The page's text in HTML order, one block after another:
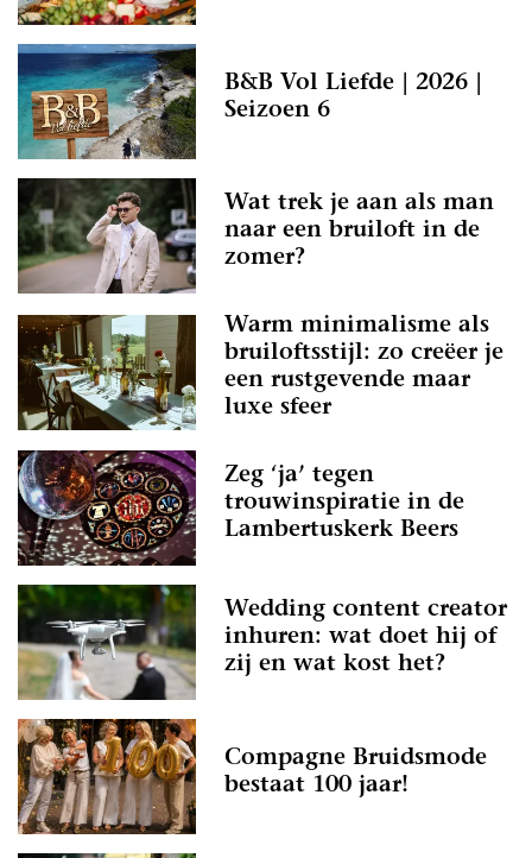
B&B Vol Liefde | 2026 |
Seizoen 6
Wat trek je aan als man
naar een bruiloft in de
zomer?
Warm minimalisme als
bruiloftsstijl: zo creëer je
een rustgevende maar
luxe sfeer
Zeg ‘ja’ tegen
trouwinspiratie in de
Lambertuskerk Beers
Wedding content creator
inhuren: wat doet hij of
zij en wat kost het?
Compagne Bruidsmode
bestaat 100 jaar!